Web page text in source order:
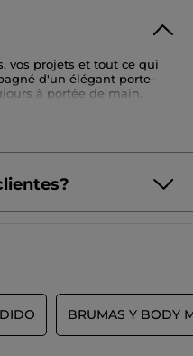
vos projets et tout ce qui
d'un élégant porte-
à portée de main.
BRUMAS Y BODY